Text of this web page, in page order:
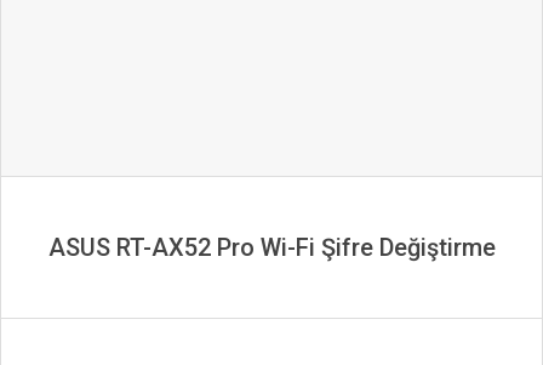
ASUS RT-AX52 Pro Wi-Fi Şifre Değiştirme